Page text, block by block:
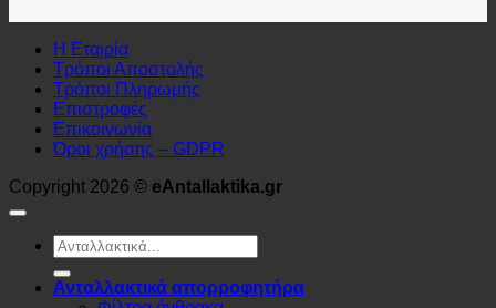
Η Εταιρία
Τρόποι Αποστολής
Τρόποι Πληρωμής
Επιστροφές
Επικοινωνία
Όροι χρήσης – GDPR
Copyright 2026 © eAntallaktika.gr
Αναζήτηση
για:
Ανταλλακτικά απορροφητήρα